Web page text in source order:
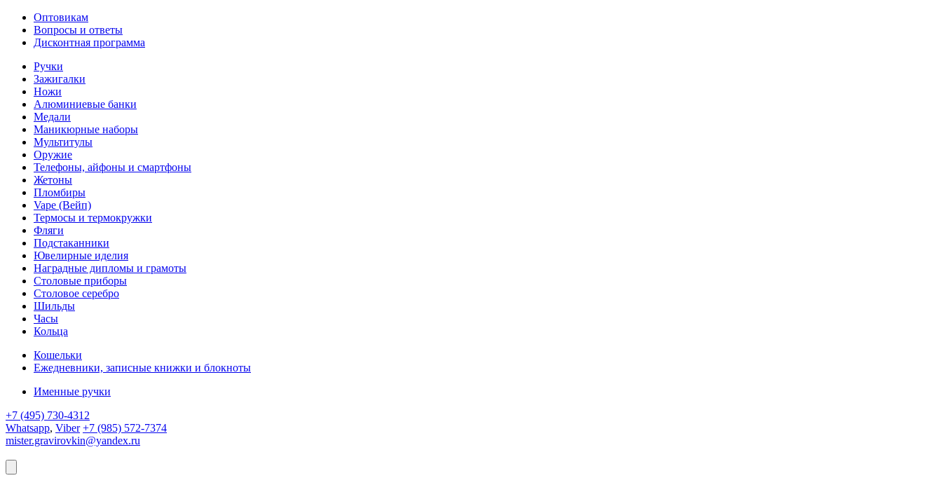
Оптовикам
Вопросы и ответы
Дисконтная программа
Ручки
Зажигалки
Ножи
Алюминиевые банки
Медали
Маникюрные наборы
Мультитулы
Оружие
Телефоны, айфоны и смартфоны
Жетоны
Пломбиры
Vape (Вейп)
Термосы и термокружки
Фляги
Подстаканники
Ювелирные иделия
Наградные дипломы и грамоты
Столовые приборы
Столовое серебро
Шильды
Часы
Кольца
Кошельки
Ежедневники, записные книжки и блокноты
Именные ручки
+7 (495) 730-4312
Whatsapp, Viber +7 (985) 572-7374
mister.gravirovkin@yandex.ru